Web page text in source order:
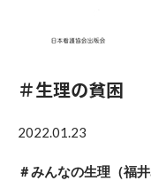
＃生理の貧困
2022.01.23
＃みんなの生理（福